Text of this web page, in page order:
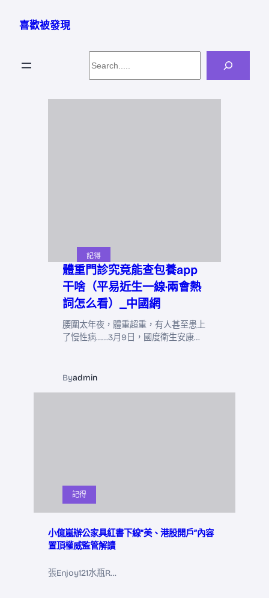
喜歡被發現
記得
體重門診究竟能查包養app
干啥（平易近生一線·兩會熱
詞怎么看）_中國網
腰圍太年夜，體重超重，有人甚至患上
了慢性病……3月9日，國度衛生安康…
Byadmin
記得
小億嵐辦公家具紅書下線“美、港股開戶”內容
置頂權威監管解讀
張Enjoy121水瓶R…